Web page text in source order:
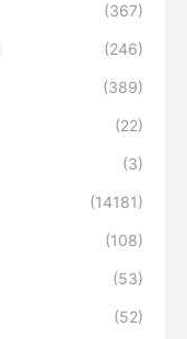
(367)
(246)
(389)
(22)
(3)
(14181)
(108)
(53)
(52)